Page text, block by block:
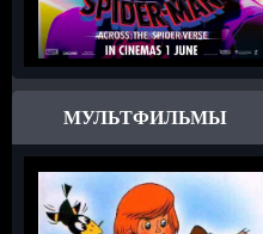
МУЛЬТФИЛЬМЫ